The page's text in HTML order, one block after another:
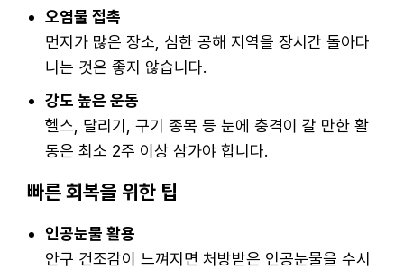
오염물 접촉
먼지가 많은 장소, 심한 공해 지역을 장시간 돌아다
니는 것은 좋지 않습니다.
강도 높은 운동
헬스, 달리기, 구기 종목 등 눈에 충격이 갈 만한 활
동은 최소 2주 이상 삼가야 합니다.
빠른 회복을 위한 팁
인공눈물 활용
안구 건조감이 느껴지면 처방받은 인공눈물을 수시